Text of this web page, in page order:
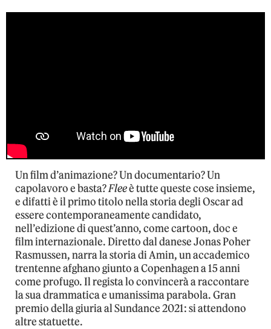
Un film d’animazione? Un documentario? Un
capolavoro e basta?Fleeè tutte queste cose insieme,
e difatti è il primo titolo nella storia degli Oscar ad
essere contemporaneamente candidato,
nell’edizione di quest’anno, come cartoon, doc e
film internazionale. Diretto dal danese Jonas Poher
Rasmussen, narra la storia di Amin, un accademico
trentenne afghano giunto a Copenhagen a 15 anni
come profugo. Il regista lo convincerà a raccontare
la sua drammatica e umanissima parabola. Gran
premio della giuria al Sundance 2021: si attendono
altre statuette.